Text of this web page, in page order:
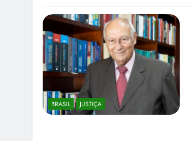
BRASIL JUSTIÇA